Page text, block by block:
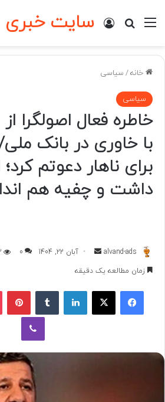
سایت خبری منو جستجو برای
ورود
خانه/ سیاسی
سیاسی
خاطره فعال اصولگرا
با خاوری در بانک
برای ناهار دعوتم کرد؛
داشت و چفیه هم
alvand-ads
ارسال آبان 22, 1404 0
زمان مطالعه یک دقیقه
فیسبوکایکس لینکداینتامبلر
وایبر